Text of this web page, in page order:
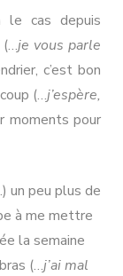
Bain
le cas depuis
(…je vous parle
c’est bon
(…j’espère,
moments pour
un peu plus de
à me mettre
la semaine
(…j’ai mal